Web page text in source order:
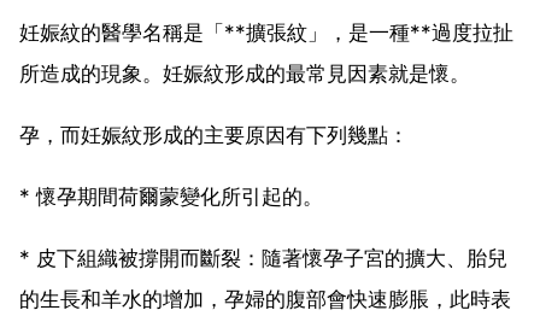
妊娠紋的醫學名稱是「**擴張紋」，是一種**過度拉扯
所造成的現象。妊娠紋形成的最常見因素就是懷。
孕，而妊娠紋形成的主要原因有下列幾點：
* 懷孕期間荷爾蒙變化所引起的。
* 皮下組織被撐開而斷裂：隨著懷孕子宮的擴大、胎兒
的生長和羊水的增加，孕婦的腹部會快速膨脹，此時表